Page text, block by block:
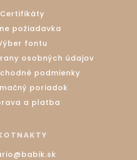
Certifikáty
požiadavka
fontu
osobných údajov
podmienky
poriadok
a platba